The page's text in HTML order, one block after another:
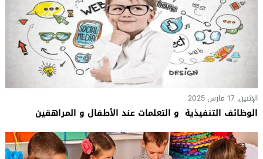
الإثنين, 17 مارس 2025
الوظائف التنفيذية و التعلمات عند الأطفال و المراهقين